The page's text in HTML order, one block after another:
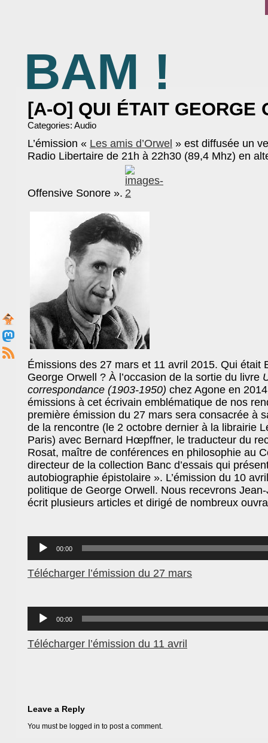
BAM !
[A-O] QUI ÉTAIT GEORGE
Categories: Audio
L’émission « Les amis d’Orwel » est diffusée un
Radio Libertaire de 21h à 22h30 (89,4 Mhz) en
Offensive Sonore ».
Émissions des 27 mars et 11 avril 2015. Qui était
George Orwell ? À l’occasion de la sortie du livre
correspondance (1903-1950) chez Agone en
émissions à cet écrivain emblématique de nos
première émission du 27 mars sera consacrée à
de la rencontre (le 2 octobre dernier à la librairie
Paris) avec Bernard Hœpffner, le traducteur du
Rosat, maître de conférences en philosophie au
directeur de la collection Banc d’essais qui
autobiographie épistolaire ». L’émission du 10
politique de George Orwell. Nous recevrons
écrit plusieurs articles et dirigé de nombreux
audio
00:00
Télécharger l’émission du 27 mars
audio
00:00
Télécharger l’émission du 11 avril
Leave a Reply
You must be logged in to post a comment.